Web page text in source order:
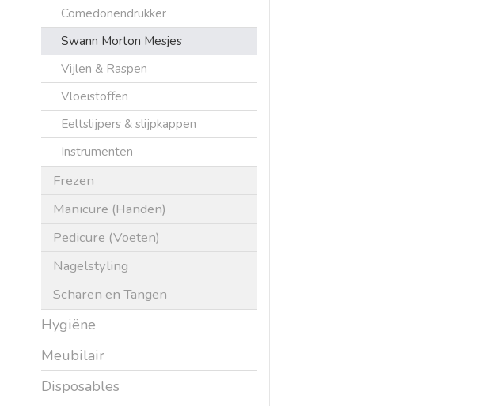
Comedonendrukker
Swann Morton Mesjes
Vijlen & Raspen
Vloeistoffen
Eeltslijpers & slijpkappen
Instrumenten
Frezen
Manicure (Handen)
Pedicure (Voeten)
Nagelstyling
Scharen en Tangen
Hygiëne
Meubilair
Disposables